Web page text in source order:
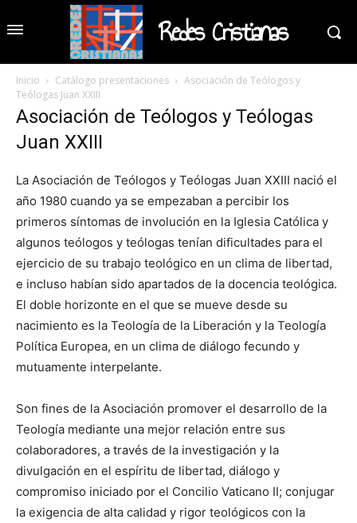
Redes Cristianas
Inicio Catálogo presentaciones
Asociación de Teólogos y
Teólogas Juan XXIII
Asociación de Teólogos y Teólogas
Juan XXIII
La Asociación de Teólogos y Teólogas Juan XXIII nació el
año 1980 cuando ya se empezaban a percibir los
primeros síntomas de involución en la Iglesia Católica y
algunos teólogos y teólogas tenían dificultades para el
ejercicio de su trabajo teológico en un clima de libertad,
e incluso habían sido apartados de la docencia teológica.
El doble horizonte en el que se mueve desde su
nacimiento es la Teología de la Liberación y la Teología
Política Europea, en un clima de diálogo fecundo y
mutuamente interpelante.
Son fines de la Asociación promover el desarrollo de la
Teología mediante una mejor relación entre sus
colaboradores, a través de la investigación y la
divulgación en el espíritu de libertad, diálogo y
compromiso iniciado por el Concilio Vaticano II; conjugar
la exigencia de alta calidad y rigor teológicos con la